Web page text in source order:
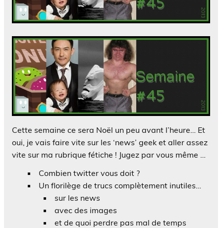
Cette semaine ce sera Noël un peu avant l’heure… Et
oui, je vais faire vite sur les ‘news’ geek et aller assez
vite sur ma rubrique fétiche ! Jugez par vous même …
Combien twitter vous doit ?
Un florilège de trucs complètement inutiles…
sur les news
avec des images
et de quoi perdre pas mal de temps